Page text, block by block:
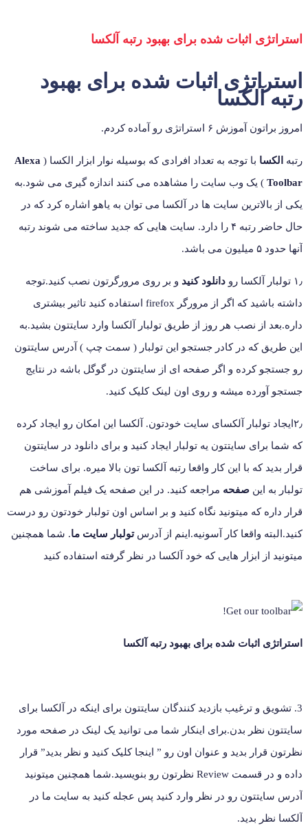
استراتژی اثبات شده برای بهبود رتبه آلکسا
استراتژی اثبات شده برای بهبود
رتبه آلکسا
امروز براتون آموزش ۶ استراتژی رو آماده کردم.
رتبه الکسا با توجه به تعداد افرادی که بوسیله نوار ابزار الکسا ( Alexa
Toolbar ) یک وب سایت را مشاهده می کنند اندازه گیری می شود.به
یکی از بالاترین سایت ها در آلکسا می توان به یاهو اشاره کرد که در
حال حاضر رتبه ۴ را دارد. سایت هایی که جدید ساخته می شوند رتبه
آنها حدود ۵ میلیون می باشد.
۱٫ تولبار آلکسا رو دانلود کنید و بر روی مرورگرتون نصب کنید.توجه
داشته باشید که اگر از مرورگر firefox استفاده کنید تاثیر بیشتری
داره.بعد از نصب هر روز از طریق تولبار آلکسا وارد سایتتون بشید.به
این طریق که در کادر جستجو این تولبار ( سمت چپ ) آدرس سایتتون
رو جستجو کرده و اگر صفحه ای از سایتتون در گوگل باشه در نتایج
جستجو آورده میشه و روی اون لینک کلیک کنید.
۲٫ایجاد تولبار آلکسای سایت خودتون. آلکسا این امکان رو ایجاد کرده
که شما برای سایتتون یه تولبار ایجاد کنید و برای دانلود در سایتتون
قرار بدید که با این کار واقعا رتبه آلکسا تون بالا میره. برای ساخت
تولبار به این صفحه مراجعه کنید. در این صفحه یک فیلم آموزشی هم
قرار داره که میتونید نگاه کنید و بر اساس اون تولبار خودتون رو درست
کنید.البته واقعا کار آسونیه.اینم از آدرستولبار سایت ما. شما همچنین
میتونید از ابزار هایی که خود آلکسا در نظر گرفته استفاده کنید
استراتژی اثبات شده برای بهبود رتبه آلکسا
3. تشویق و ترغیب بازدید کنندگان سایتتون برای اینکه در آلکسا برای
سایتتون نظر بدن.برای اینکار شما می توانید یک لینک در صفحه مورد
نظرتون قرار بدید و عنوان اون رو ” اینجا کلیک کنید و نظر بدید” قرار
داده و در قسمت Review نظرتون رو بنویسید.شما همچنین میتونید
آدرس سایتتون رو در نظر وارد کنید پس عجله کنید به سایت ما در
آلکسا نظر بدید.